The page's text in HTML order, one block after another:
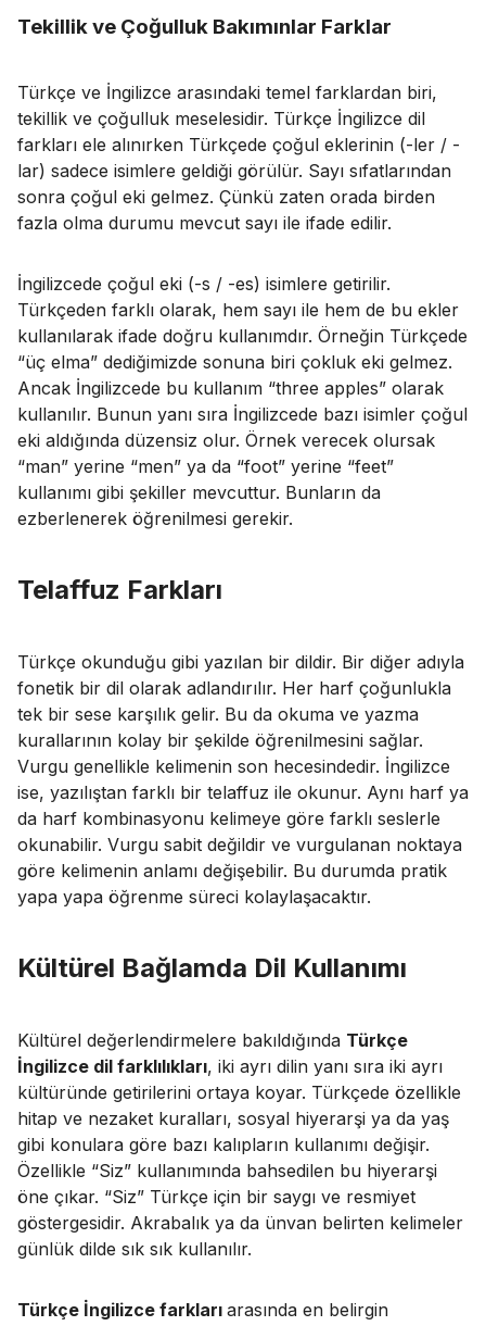
Tekillik ve Çoğulluk Bakımınlar Farklar
Türkçe ve İngilizce arasındaki temel farklardan biri,
tekillik ve çoğulluk meselesidir. Türkçe İngilizce dil
farkları ele alınırken Türkçede çoğul eklerinin (-ler / -
lar) sadece isimlere geldiği görülür. Sayı sıfatlarından
sonra çoğul eki gelmez. Çünkü zaten orada birden
fazla olma durumu mevcut sayı ile ifade edilir.
İngilizcede çoğul eki (-s / -es) isimlere getirilir.
Türkçeden farklı olarak, hem sayı ile hem de bu ekler
kullanılarak ifade doğru kullanımdır. Örneğin Türkçede
“üç elma” dediğimizde sonuna biri çokluk eki gelmez.
Ancak İngilizcede bu kullanım “three apples” olarak
kullanılır. Bunun yanı sıra İngilizcede bazı isimler çoğul
eki aldığında düzensiz olur. Örnek verecek olursak
“man” yerine “men” ya da “foot” yerine “feet”
kullanımı gibi şekiller mevcuttur. Bunların da
ezberlenerek öğrenilmesi gerekir.
Telaffuz Farkları
Türkçe okunduğu gibi yazılan bir dildir. Bir diğer adıyla
fonetik bir dil olarak adlandırılır. Her harf çoğunlukla
tek bir sese karşılık gelir. Bu da okuma ve yazma
kurallarının kolay bir şekilde öğrenilmesini sağlar.
Vurgu genellikle kelimenin son hecesindedir. İngilizce
ise, yazılıştan farklı bir telaffuz ile okunur. Aynı harf ya
da harf kombinasyonu kelimeye göre farklı seslerle
okunabilir. Vurgu sabit değildir ve vurgulanan noktaya
göre kelimenin anlamı değişebilir. Bu durumda pratik
yapa yapa öğrenme süreci kolaylaşacaktır.
Kültürel Bağlamda Dil Kullanımı
Kültürel değerlendirmelere bakıldığında Türkçe
İngilizce dil farklılıkları, iki ayrı dilin yanı sıra iki ayrı
kültüründe getirilerini ortaya koyar. Türkçede özellikle
hitap ve nezaket kuralları, sosyal hiyerarşi ya da yaş
gibi konulara göre bazı kalıpların kullanımı değişir.
Özellikle “Siz” kullanımında bahsedilen bu hiyerarşi
öne çıkar. “Siz” Türkçe için bir saygı ve resmiyet
göstergesidir. Akrabalık ya da ünvan belirten kelimeler
günlük dilde sık sık kullanılır.
Türkçe İngilizce farkları arasında en belirgin